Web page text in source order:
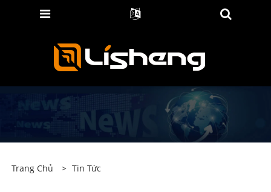
Trang Chủ > Tin Tức